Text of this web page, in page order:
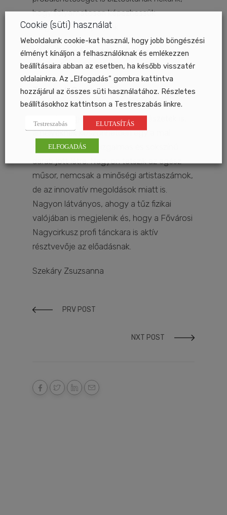
hogy folyamatosan képezhessük
magunkat és fejlődjünk.
Mi a véleményetek aFőnix –
Tűzcirkuszcímű előadásról?
Jerabek Csenge: Szerintem nagyon jó,
hogy a klasszikus cirkuszi műsorszámok
mellett megjelennek a társművészetek is,
amelyeknek köszönhetően egy a mai
kornak megfelelő, izgalmas és sokszínű
darab jött létre. Nagyon tetszik az egész
műsor, nemcsak a minőségi artistaszámok,
de az innovatív megoldások miatt is.
Nagyon látványos, ahogy a tűz fizikai
valójában is megjelenik és, hogy a Fővárosi
Nagycirkusz profi tánckara is aktív
résztvevője az előadásnak.
Szekáry Zsuzsanna
PRV POST
NXT POST
Cookie (süti) használat
Weboldalunk cookie-kat használ, hogy jobb böngészési
élményt kínáljon a felhasználóknak és emlékezzen
beállításaira abban az esetben, ha később visszatér
oldalainkra. Az „Elfogadás” gombra kattintva
hozzájárul az összes süti használatához. Részletes
beállításokhoz kattintson a Testreszabás linkre.
Testreszabás ELUTASÍTÁS
ELFOGADÁS